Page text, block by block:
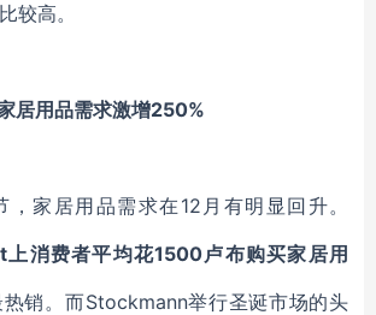
较高。
居用品需求激增250%
，家居用品需求在12月有明显回升。
消费者平均花1500卢布购买家居用
热销。而Stockmann举行圣诞市场的头